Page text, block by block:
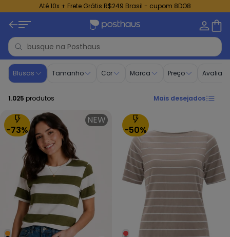
Até 10x + Frete Grátis R$249 Brasil - cupom 8DO8
Lançamentos Moda Feminina | Posthaus
Blusas Tamanho Cor Marca Preço
1.025 produtos Mais desejados
-73%
NEW
-50%